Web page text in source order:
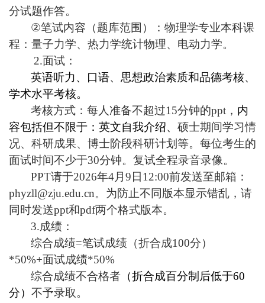
分试题作答。
②笔试内容（题库范围）：物理学专业本科课
程：量子力学、热力学统计物理、电动力学。
2.面试：
英语听力、口语、思想政治素质和品德考核、
学术水平考核。
考核方式：每人准备不超过15分钟的ppt ， 内
容包括但不限于：英文自我介绍、 硕士期间学习情
况、科研成果、博士阶段科研计划等。每位考生的
面试时间不少于30分钟。复试全程录音录像。
PPT请于2026年4月 9 日 12:00前发送至邮箱：
phyzll@zju.edu.cn。为防止不同版本显示错乱，请
同时发送ppt和pdf两个格式版本。
3.成绩：
综合成绩=笔试成绩（折合成100分）
*50%+面试成绩*50%
综合成绩不合格者 （折合成百分制后低于60
分） 不予录取。